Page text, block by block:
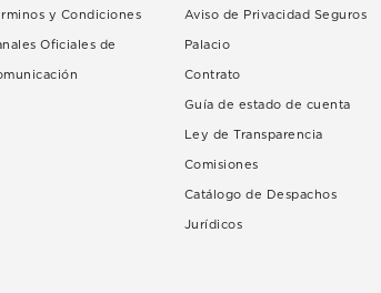
y Condiciones
Oficiales de
Aviso de Privacidad Seguros
Palacio
Contrato
Guía de estado de cuenta
Ley de Transparencia
Comisiones
Catálogo de Despachos
Jurídicos